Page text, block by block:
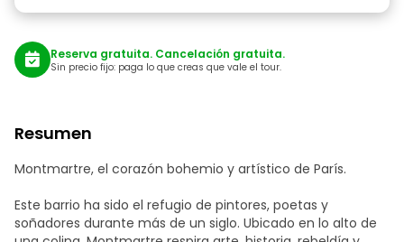
Reserva gratuita. Cancelación gratuita.
Sin precio fijo: paga lo que creas que vale el tour.
Resumen
Montmartre, el corazón bohemio y artístico de París.
Este barrio ha sido el refugio de pintores, poetas y
soñadores durante más de un siglo. Ubicado en lo alto de